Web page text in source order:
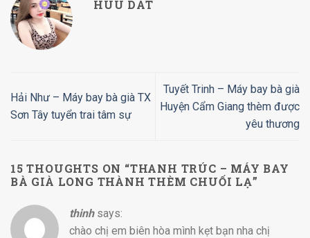
HUU DAT
Hải Như – Máy bay bà già TX
Sơn Tây tuyển trai tâm sự
Tuyết Trinh – Máy bay bà già
Huyện Cẩm Giang thèm được
yêu thương
15 THOUGHTS ON “THANH TRÚC – MÁY BAY
BÀ GIÀ LONG THÀNH THÈM CHUỐI LẠ”
thinh says:
chào chị em biên hòa mình kẹt bạn nha chị